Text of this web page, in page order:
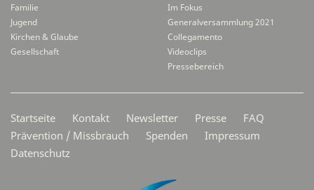
Familie
Jugend
Kirchen & Glaube
Gesellschaft
Im Fokus
Generalversammlung 2021
Collegamento
Videoclips
Pressebereich
Startseite Kontakt Newsletter Presse
FAQ
Prävention / Missbrauch
Spenden
Impressum
Datenschutz